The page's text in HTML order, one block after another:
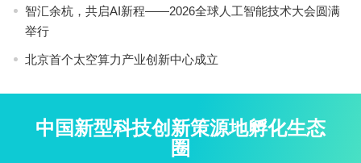
智汇余杭，共启AI新程——2026全球人工智能技术大会圆满
举行
北京首个太空算力产业创新中心成立
中国新型科技创新策源地孵化生态
圈